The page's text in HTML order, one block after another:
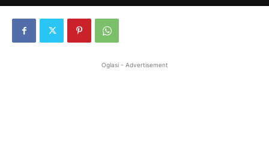
Oglasi - Advertisement